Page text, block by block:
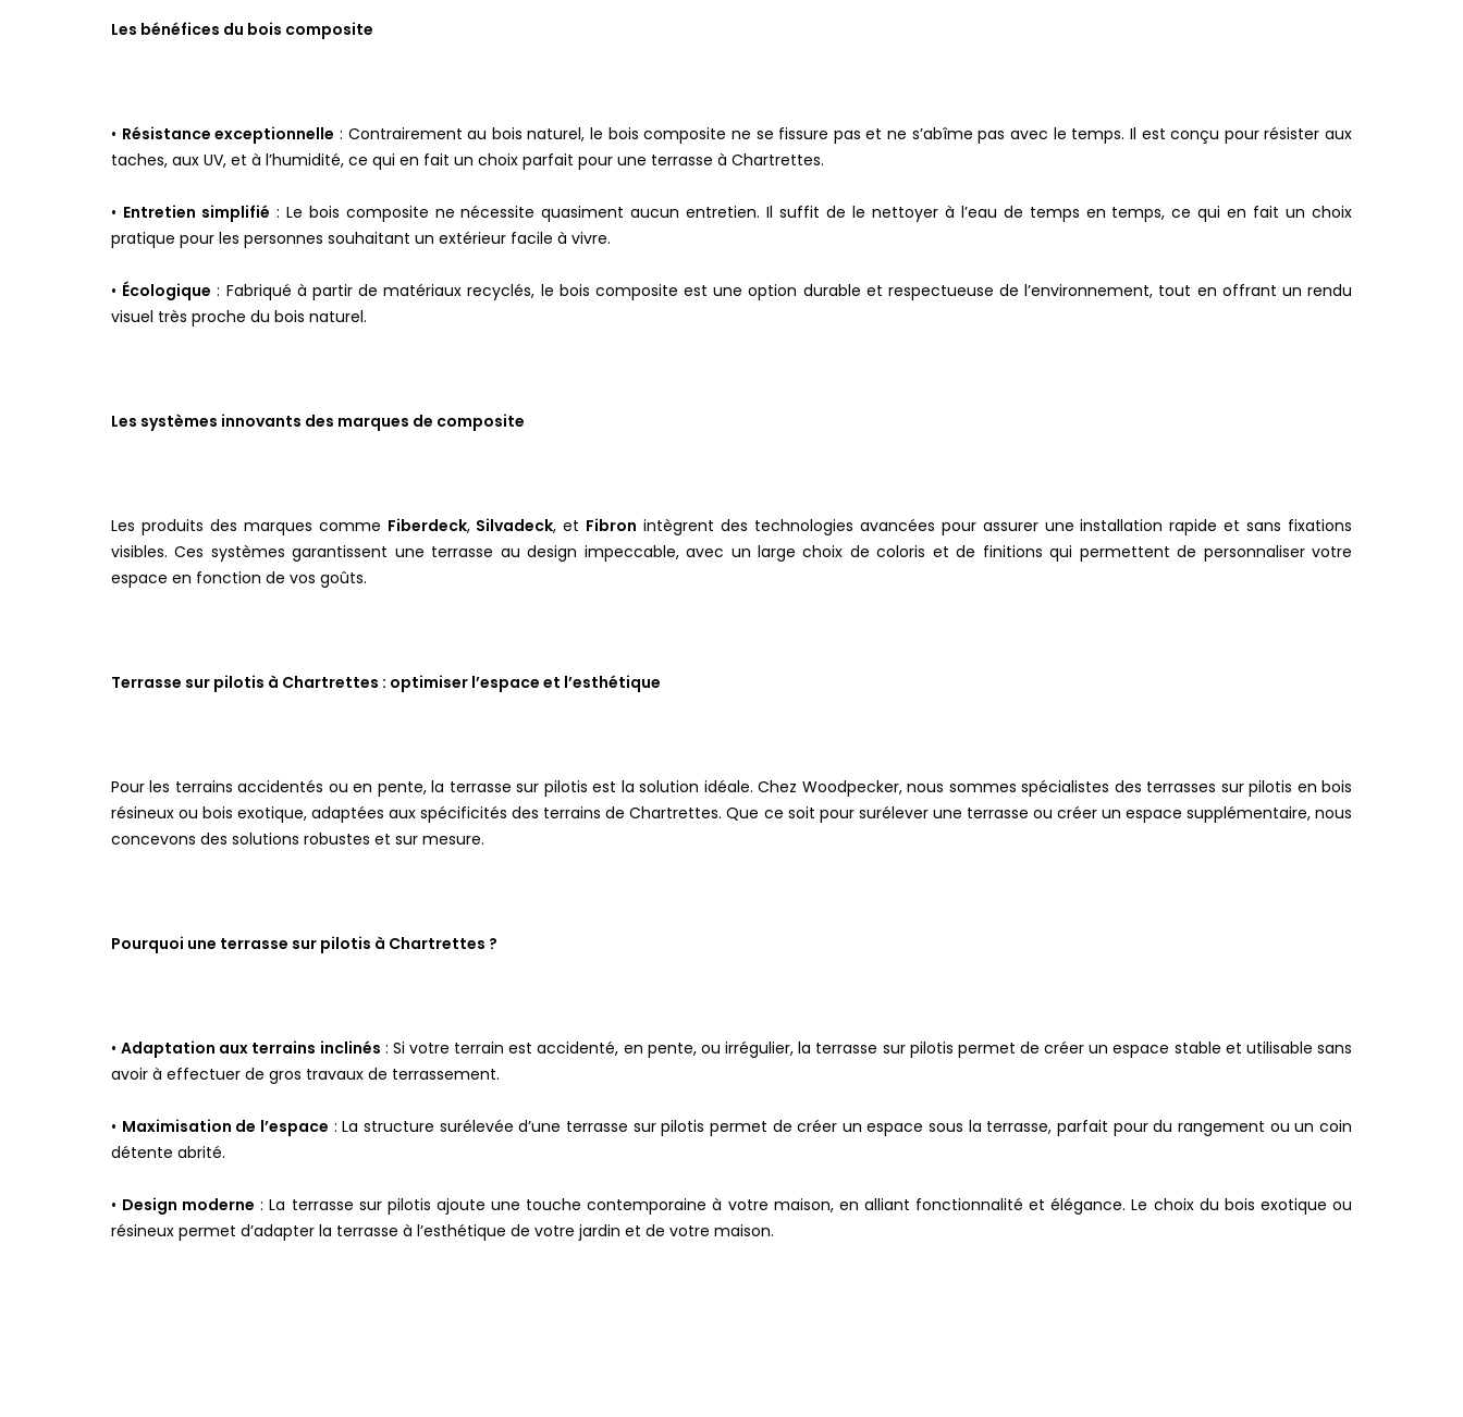
Les bénéfices du bois composite
• Résistance exceptionnelle : Contrairement au bois naturel, le bois composite ne se fissure pas et ne s’abîme pas avec le temps. Il est conçu pour résister aux
taches, aux UV, et à l’humidité, ce qui en fait un choix parfait pour une terrasse à Chartrettes.
• Entretien simplifié : Le bois composite ne nécessite quasiment aucun entretien. Il suffit de le nettoyer à l’eau de temps en temps, ce qui en fait un choix
pratique pour les personnes souhaitant un extérieur facile à vivre.
• Écologique : Fabriqué à partir de matériaux recyclés, le bois composite est une option durable et respectueuse de l’environnement, tout en offrant un rendu
visuel très proche du bois naturel.
Les systèmes innovants des marques de composite
Les produits des marques comme Fiberdeck, Silvadeck, et Fibron intègrent des technologies avancées pour assurer une installation rapide et sans fixations
visibles. Ces systèmes garantissent une terrasse au design impeccable, avec un large choix de coloris et de finitions qui permettent de personnaliser votre
espace en fonction de vos goûts.
Terrasse sur pilotis à Chartrettes : optimiser l’espace et l’esthétique
Pour les terrains accidentés ou en pente, la terrasse sur pilotis est la solution idéale. Chez Woodpecker, nous sommes spécialistes des terrasses sur pilotis en bois
résineux ou bois exotique, adaptées aux spécificités des terrains de Chartrettes. Que ce soit pour surélever une terrasse ou créer un espace supplémentaire, nous
concevons des solutions robustes et sur mesure.
Pourquoi une terrasse sur pilotis à Chartrettes ?
•Adaptation aux terrains inclinés : Si votre terrain est accidenté, en pente, ou irrégulier, la terrasse sur pilotis permet de créer un espace stable et utilisable sans
avoir à effectuer de gros travaux de terrassement.
• Maximisation de l’espace : La structure surélevée d’une terrasse sur pilotis permet de créer un espace sous la terrasse, parfait pour du rangement ou un coin
détente abrité.
• Design moderne : La terrasse sur pilotis ajoute une touche contemporaine à votre maison, en alliant fonctionnalité et élégance. Le choix du bois exotique ou
résineux permet d’adapter la terrasse à l’esthétique de votre jardin et de votre maison.